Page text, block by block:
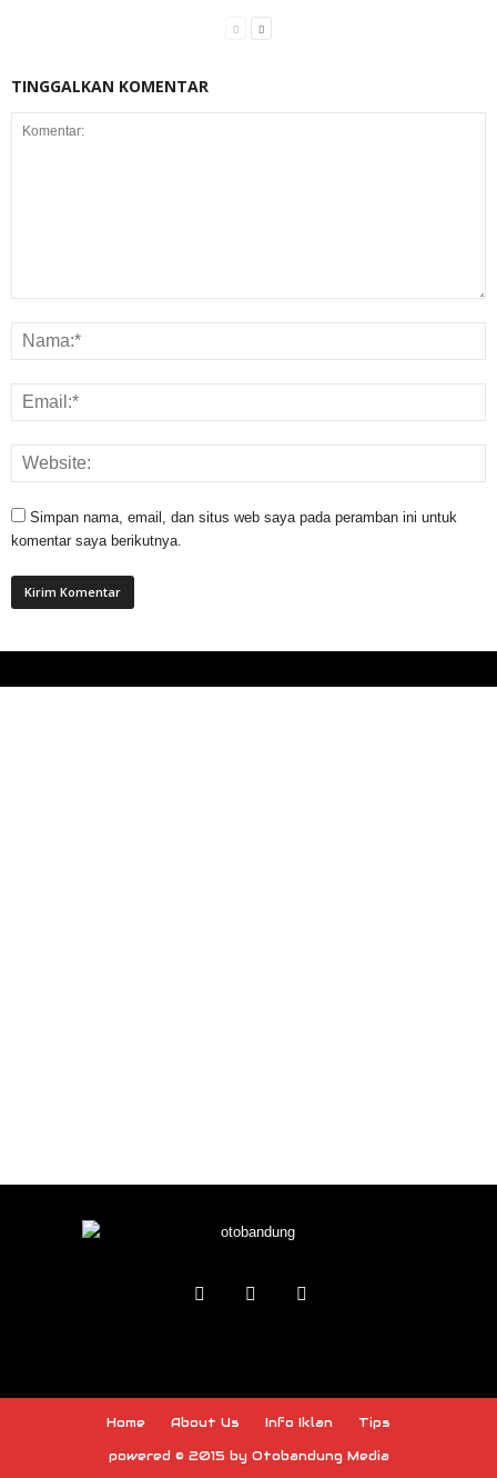
TINGGALKAN KOMENTAR
Simpan nama, email, dan situs web saya pada peramban ini untuk
komentar saya berikutnya.
Home About Us Info Iklan Tips
powered © 2015 by Otobandung Media